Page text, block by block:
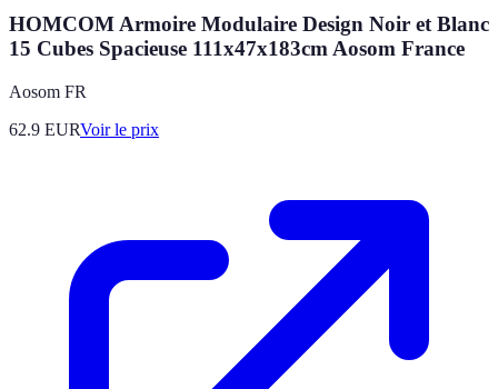
HOMCOM Armoire Modulaire Design Noir et Blanc
15 Cubes Spacieuse 111x47x183cm Aosom France
Aosom FR
62.9 EURVoir le prix